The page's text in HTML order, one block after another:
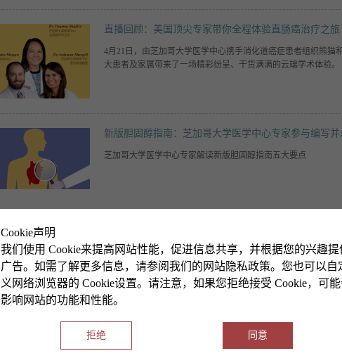
直播回顾：美国顶尖专家带你全程体验直肠癌治疗之旅
4月21日，由芝加哥大学医学中心携手消化道癌症患者组织熊猫
大患者及家属带来了一场精彩纷呈、干货满满的云端学术体验。
新版胆固醇指南：芝加哥大学医学中心专家参与编写
芝加哥大学医学中心专家解读新版胆固醇指南五大要点
突破性主动脉弓疾病支架获FDA批准，由芝加哥大学
由芝加哥大学医学中心血管外科专家米尔纳医生主导的临床试
Nexus支架获FDA批准。该支架由聚酯纤维和镍钛诺制成，微创
严重并发症风险降低63%。
芝加哥大学医学中心获得第29轮Leapfrog集团医院安全
Cookie声明
我们使用 Cookie来提高网站性能，促进信息共享，并根据您的兴趣提
广告。如需了解更多信息，请参阅我们的网站隐私政策。您也可以自
义网络浏览器的 Cookie设置。请注意，如果您拒绝接受 Cookie，可
影响网站的功能和性能。
拒绝 同意